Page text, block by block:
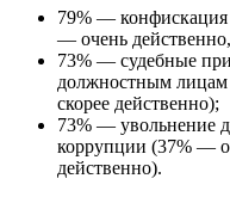
79% —
— очень
73% — судебные
должностным
скорее действенно);
73% — увольнение
коррупции (37% —
действенно).